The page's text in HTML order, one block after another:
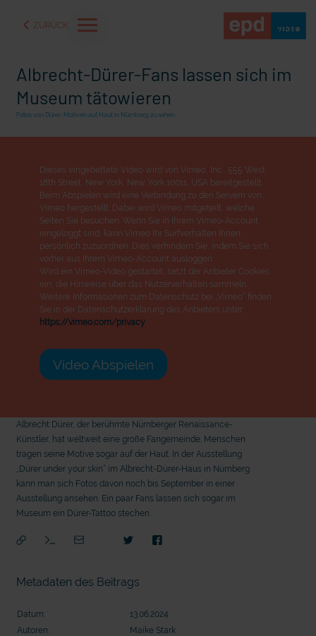
ZURÜCK
oder "Deppen der "Wir bauen Cherson wieder auf" - Optimismus in der
Albrecht-Dürer-Fans lassen sich im
Museum tätowieren
Fotos von Dürer-Motiven auf Haut in Nürnberg zu sehen
Dieses eingebettete Video wird von Vimeo, Inc., 555 West
18th Street, New York, New York 10011, USA bereitgestellt.
Beim Abspielen wird eine Verbindung zu den Servern von
Vimeo hergestellt. Dabei wird Vimeo mitgeteilt, welche
Seiten Sie besuchen. Wenn Sie in Ihrem Vimeo-Account
eingeloggt sind, kann Vimeo Ihr Surfverhalten Ihnen
persönlich zuzuordnen. Dies verhindern Sie, indem Sie sich
vorher aus Ihrem Vimeo-Account ausloggen.
Wird ein Vimeo-Video gestartet, setzt der Anbieter Cookies
ein, die Hinweise über das Nutzerverhalten sammeln.
Weitere Informationen zum Datenschutz bei „Vimeo“ finden
Sie in der Datenschutzerklärung des Anbieters unter:
https://vimeo.com/privacy
Video Abspielen
Albrecht Dürer, der berühmte Nürnberger Renaissance-
Künstler, hat weltweit eine große Fangemeinde. Menschen
tragen seine Motive sogar auf der Haut. In der Ausstellung
„Dürer under your skin“ im Albrecht-Dürer-Haus in Nürnberg
kann man sich Fotos davon noch bis September in einer
Ausstellung ansehen. Ein paar Fans lassen sich sogar im
Museum ein Dürer-Tattoo stechen.
Metadaten des Beitrags
Datum:
13.06.2024
Autoren:
Maike Stark